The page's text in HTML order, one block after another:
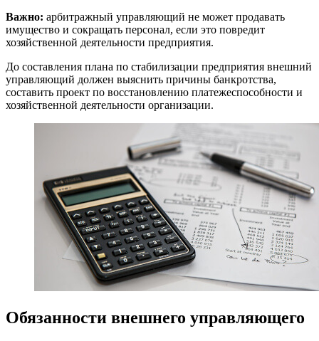
Важно: арбитражный управляющий не может продавать
имущество и сокращать персонал, если это повредит
хозяйственной деятельности предприятия.
До составления плана по стабилизации предприятия внешний
управляющий должен выяснить причины банкротства,
составить проект по восстановлению платежеспособности и
хозяйственной деятельности организации.
Обязанности внешнего управляющего